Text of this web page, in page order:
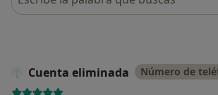
Cuenta eliminada Número de